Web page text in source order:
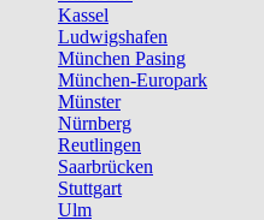
Kassel
Ludwigshafen
München Pasing
München-Europark
Münster
Nürnberg
Reutlingen
Saarbrücken
Stuttgart
Ulm